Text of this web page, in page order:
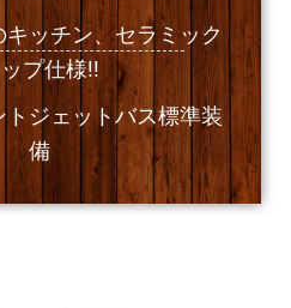
ッチン、セラミック
ップ仕様!!
トジェットバス標準装
備